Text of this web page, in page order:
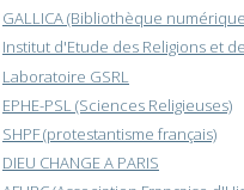
GALLICA (Bibliothèque
Institut d'Etude des Religions et
Laboratoire GSRL
EPHE-PSL (Sciences Religieuses)
SHPF (protestantisme français)
DIEU CHANGE A PARIS